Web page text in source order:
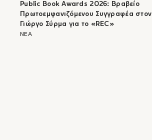
Public Book Awards 2026: Βραβείο
Πρωτοεμφανιζόμενου Συγγραφέα στον
Γιώργο Σύρμα για το «REC»
ΝΕΑ